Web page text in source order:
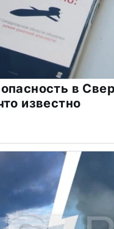
в
известно